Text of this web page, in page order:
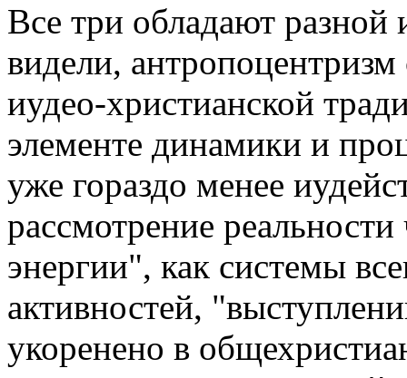
Все три обладают разной
видели, антропоцентризм
иудео-христианской
элементе динамики и
уже гораздо менее
рассмотрение
энергии", как системы
активностей,
укоренено в